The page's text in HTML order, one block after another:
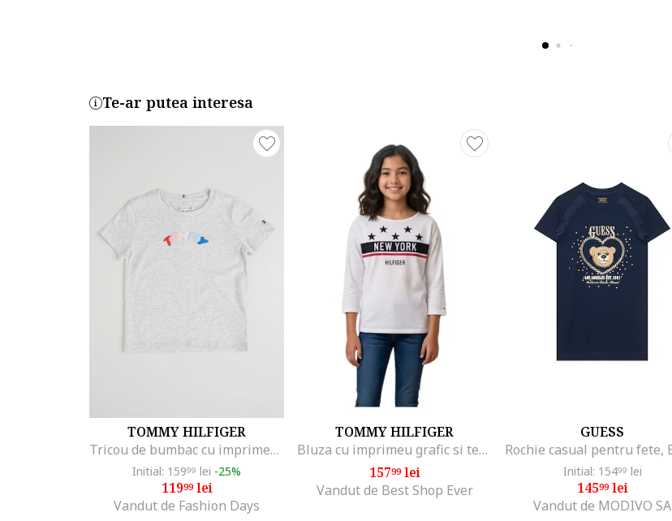
Te-ar putea interesa
TOMMY HILFIGER
Tricou de bumbac cu imprimeu logo cauciucat, Gri deschis melange
Initial: 15999 lei -25%
11999lei
Vandut de Fashion Days
TOMMY HILFIGER
Bluza cu imprimeu grafic si text,
15799lei
Vandut de Best Shop Ever
GUESS
Initial: 15499 lei
14599lei
Vandut de MODIVO SA